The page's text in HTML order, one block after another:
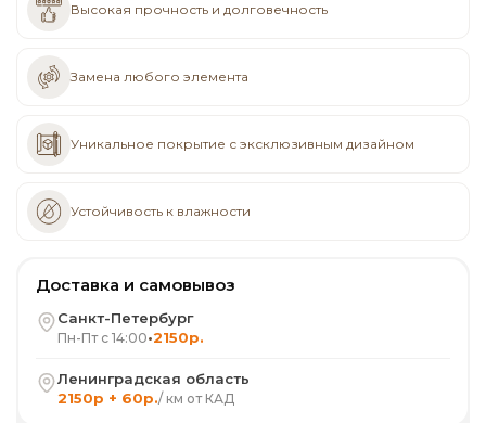
Высокая прочность и долговечность
Замена любого элемента
Уникальное покрытие с эксклюзивным дизайном
Устойчивость к влажности
Доставка и самовывоз
Санкт-Петербург
Пн-Пт с 14:00•2150р.
Ленинградская область
2150р + 60р./ км от КАД